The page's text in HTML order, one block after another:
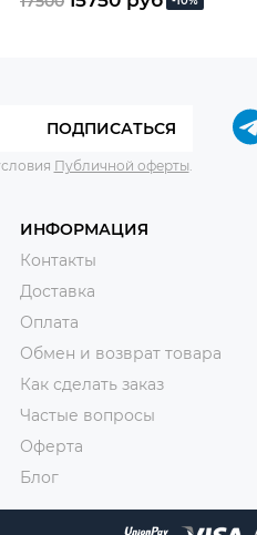
ПОДПИСАТЬСЯ
Публичной оферты
ИНФОРМАЦИЯ
Контакты
Доставка
Оплата
Обмен и возврат товара
Как сделать заказ
Частые вопросы
Оферта
Блог